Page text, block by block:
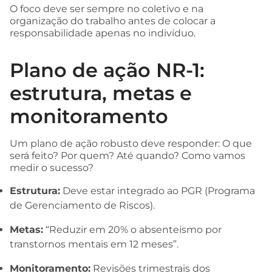
O foco deve ser sempre no coletivo e na
organização do trabalho antes de colocar a
responsabilidade apenas no indivíduo.
Plano de ação NR-1:
estrutura, metas e
monitoramento
Um plano de ação robusto deve responder: O que
será feito? Por quem? Até quando? Como vamos
medir o sucesso?
Estrutura: Deve estar integrado ao PGR (Programa
de Gerenciamento de Riscos).
Metas: “Reduzir em 20% o absenteísmo por
transtornos mentais em 12 meses”.
Monitoramento: Revisões trimestrais dos